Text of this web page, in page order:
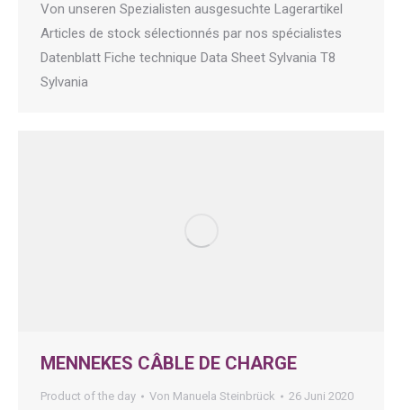
Von unseren Spezialisten ausgesuchte Lagerartikel
Articles de stock sélectionnés par nos spécialistes
Datenblatt Fiche technique Data Sheet Sylvania T8
Sylvania
MENNEKES CÂBLE DE CHARGE
Product of the day Von Manuela Steinbrück 26 Juni 2020